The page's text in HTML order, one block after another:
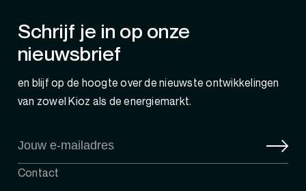
Schrijf je in op onze
nieuwsbrief
en blijf op de hoogte over de nieuwste ontwikkelingen
van zowel Kioz als de energiemarkt.
Contact